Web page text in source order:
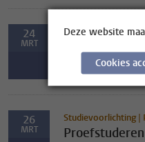
24
MRT
Studievoorlichting
26
MRT
Studievoorlichting |
Deze website
Cookies